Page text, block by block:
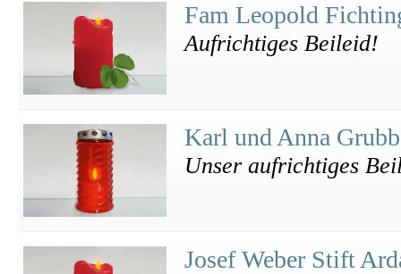
Fam Leopold
Aufrichtiges Beileid!
Karl und Anna
Unser aufrichtiges
Josef Weber Stift